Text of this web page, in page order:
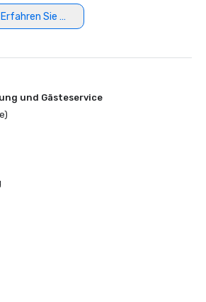
das Restaurant Wine Spectator —
das Restaurant Wine Spectator —
— 2021
in der Greater Bay Area
Mai 2021
die Sie in Kalifornien und
können
Erfahren Sie mehr
und Gästeservice